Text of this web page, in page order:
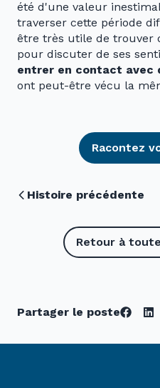
été d'une valeur
traverser cette période
être très utile de trouver
pour discuter de ses
entrer en contact avec
ont peut-être vécu la
Racontez
Histoire précédente
Retour à
Partager le poste